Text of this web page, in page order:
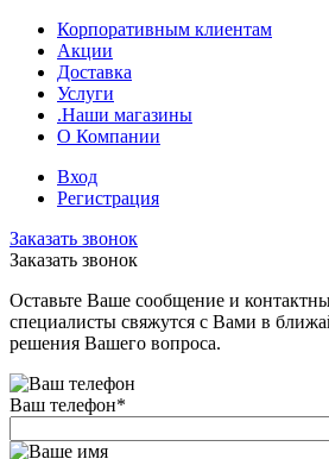
Корпоративным клиентам
Акции
Доставка
Услуги
.Наши магазины
О Компании
Вход
Регистрация
Заказать звонок
Заказать звонок
Оставьте Ваше сообщение и
специалисты свяжутся с Вами в
решения Вашего вопроса.
Ваш телефон*